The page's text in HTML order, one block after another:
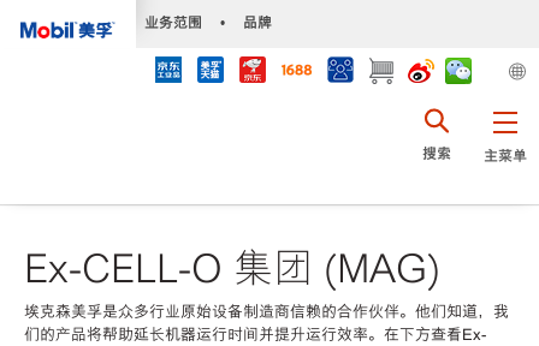
业务范围 • 品牌
主菜单
搜索
Ex-CELL-O 集团 (MAG)
埃克森美孚是众多行业原始设备制造商信赖的合作伙伴。他们知道，我
们的产品将帮助延长机器运行时间并提升运行效率。在下方查看Ex-